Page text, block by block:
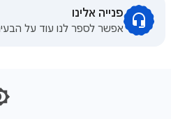
פנייה אלינו
אפשר לספר לנו עוד על